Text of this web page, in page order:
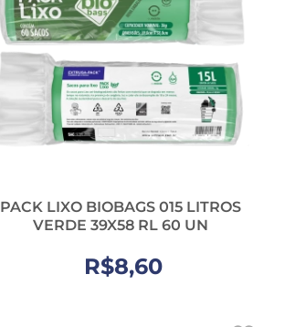
PACK LIXO BIOBAGS 015 LITROS
VERDE 39X58 RL 60 UN
R$8,60